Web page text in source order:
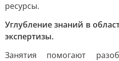
ресурсы.
Углубление знаний в
экспертизы.
Занятия помогают